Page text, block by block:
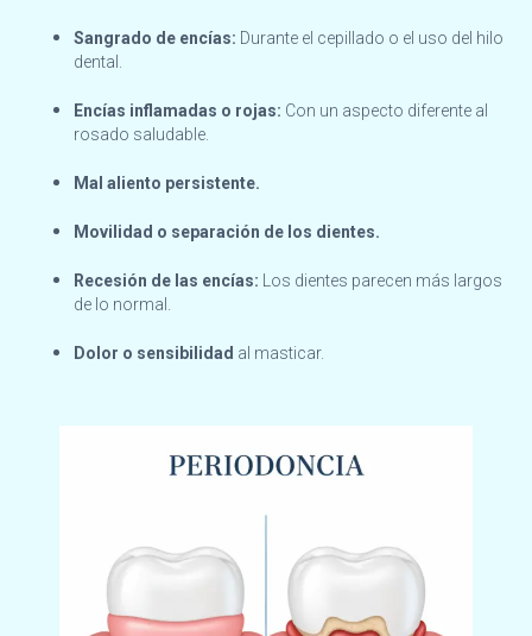
Sangrado de encías: Durante el cepillado o el uso del hilo
dental.
Encías inflamadas o rojas: Con un aspecto diferente al
rosado saludable.
Mal aliento persistente.
Movilidad o separación de los dientes.
Recesión de las encías: Los dientes parecen más largos
de lo normal.
Dolor o sensibilidad al masticar.